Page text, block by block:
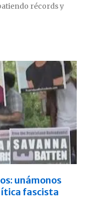
récords y
unámonos
fascista